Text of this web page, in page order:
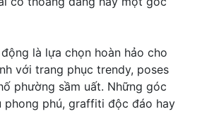
là lựa chọn hoàn hảo cho
với trang phục trendy, poses
phường sầm uất. Những góc
phong phú, graffiti độc đáo hay